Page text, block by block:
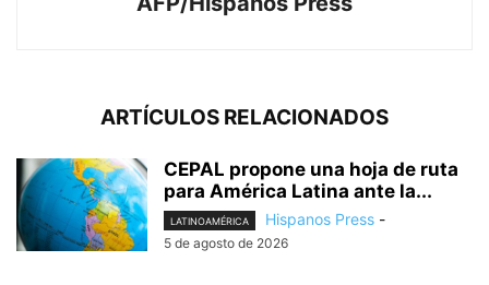
ARTÍCULOS RELACIONADOS
CEPAL propone una hoja de ruta
para América Latina ante la...
LATINOAMÉRICA Hispanos Press -
5 de agosto de 2026